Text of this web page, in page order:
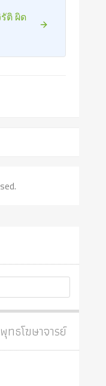
ติ ผิด
ทธโฆษาจารย์